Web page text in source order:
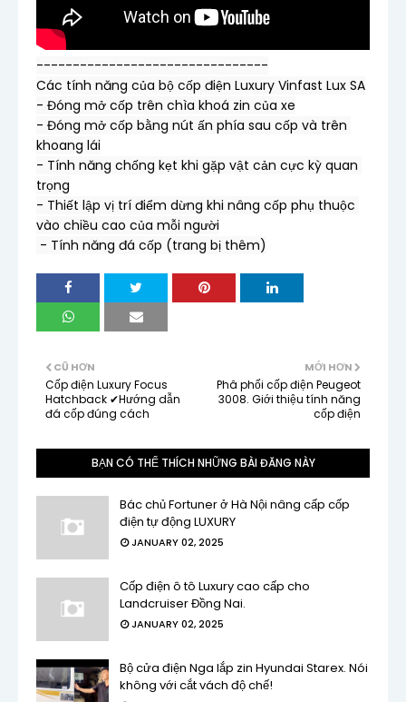
--------------------------------
Các tính năng của bộ cốp điện Luxury Vinfast Lux SA
- Đóng mở cốp trên chìa khoá zin của xe
- Đóng mở cốp bằng nút ấn phía sau cốp và trên
khoang lái
- Tính năng chống kẹt khi gặp vật cản cực kỳ quan
trọng
- Thiết lập vị trí điểm dừng khi nâng cốp phụ thuộc
vào chiều cao của mỗi người
- Tính năng đá cốp (trang bị thêm)
MỚI HƠN
Phâ phối cốp điện Peugeot
3008. Giới thiệu tính năng
cốp điện
CŨ HƠN
Cốp điện Luxury Focus
Hatchback ✔Hướng dẫn
đá cốp đúng cách
BẠN CÓ THỂ THÍCH NHỮNG BÀI ĐĂNG NÀY
Bác chủ Fortuner ở Hà Nội nâng cấp cốp
điện tự động LUXURY
JANUARY 02, 2025
Cốp điện ô tô Luxury cao cấp cho
Landcruiser Đồng Nai.
JANUARY 02, 2025
Bộ cửa điện Nga lắp zin Hyundai Starex. Nói
không với cắt vách độ chế!